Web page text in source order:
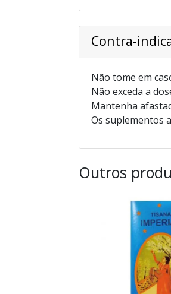
Contra-
Não tome em
Não exceda a
Mantenha
Os suplementos
Outros